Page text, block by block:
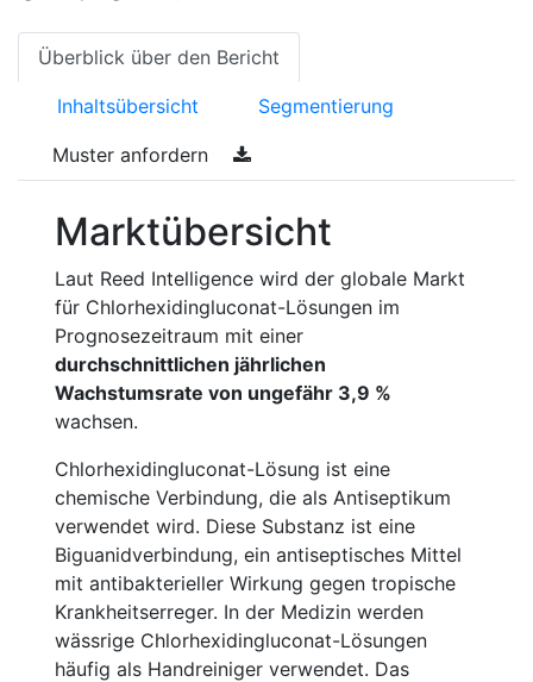
Überblick über den Bericht
Inhaltsübersicht Segmentierung
Muster anfordern
Marktübersicht
Laut Reed Intelligence wird der globale Markt
für Chlorhexidingluconat-Lösungen im
Prognosezeitraum mit einer
durchschnittlichen jährlichen
Wachstumsrate von ungefähr 3,9 %
wachsen.
Chlorhexidingluconat-Lösung ist eine
chemische Verbindung, die als Antiseptikum
verwendet wird. Diese Substanz ist eine
Biguanidverbindung, ein antiseptisches Mittel
mit antibakterieller Wirkung gegen tropische
Krankheitserreger. In der Medizin werden
wässrige Chlorhexidingluconat-Lösungen
häufig als Handreiniger verwendet. Das